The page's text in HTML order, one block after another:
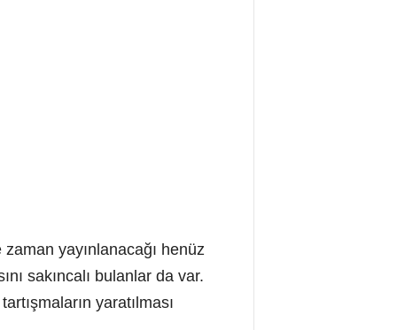
yayınlanacağı henüz
sakıncalı bulanlar da var.
yaratılması